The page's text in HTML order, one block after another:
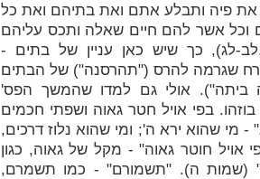
פיה ותבלע אתם ואת בתיהם ואת כל
וכל אשר להם חיים שאלה ותכס עליהם
לג), כך שיש כאן עניין של בתים -
שגרמה להרס ("תהרסנה") של הבתים
ביתה"). אולי גם למדו שהמשך הפס'
בוזהו.בפי אויל חטר גאוה ושפתי חכמים
- מי שהוא ירא ה'; ומי שהוא נלוז דרכים,
אויל חוטר גאוה" - מקל של גאוה, כגון
(שמות ה). "תשמורם" - כמו תשמרם,